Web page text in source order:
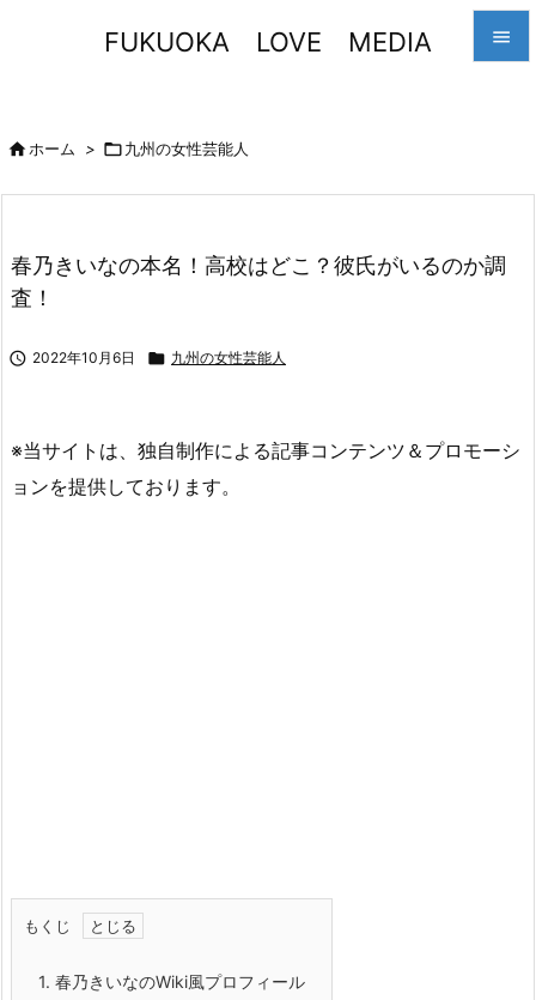
FUKUOKA LOVE MEDIA 

ホーム > 九州の女性芸能人
春乃きいなの本名！高校はどこ？彼氏がいるのか調
査！
 2022年10月6日  九州の女性芸能人
※当サイトは、独自制作による記事コンテンツ＆プロモーシ
ョンを提供しております。
もくじ
1. 春乃きいなのWiki風プロフィール